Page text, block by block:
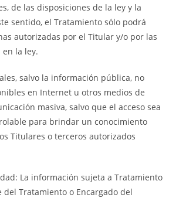
de las disposiciones de la ley y la
sentido, el Tratamiento sólo podrá
autorizadas por el Titular y/o por las
en la ley.
salvo la información pública, no
en Internet u otros medios de
masiva, salvo que el acceso sea
para brindar un conocimiento
Titulares o terceros autorizados
La información sujeta a Tratamiento
del Tratamiento o Encargado del